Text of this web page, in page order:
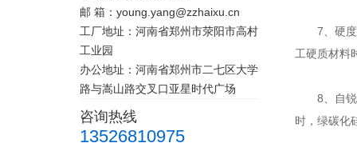
邮 箱：young.yang@zzhaixu.cn
工厂地址：河南省郑州市荥阳市高村
工业园
办公地址：河南省郑州市二七区大学
路与嵩山路交叉口亚星时代广场
咨询热线
13526810975
7、硬度
工硬质材料
8、自锐性
时，绿碳化